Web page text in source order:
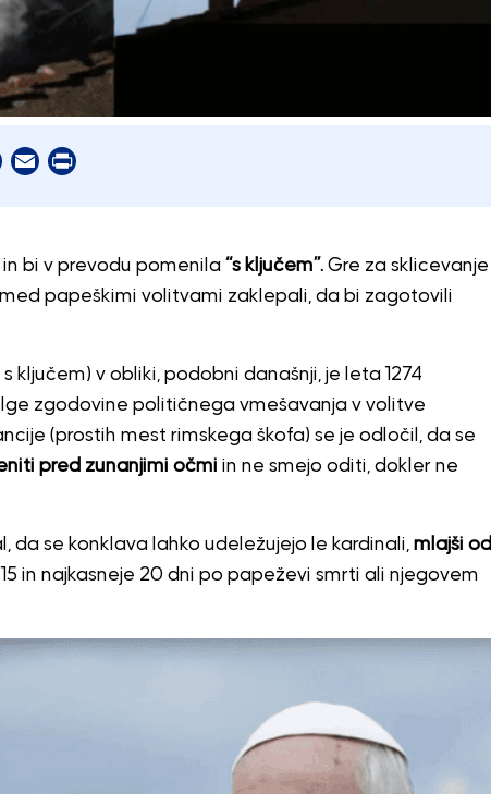
Twitter
EmailPrint
bi v prevodu pomenila “s ključem”.Gre za sklicevanje
papeškimi volitvami zaklepali, da bi zagotovili
ključem) v obliki, podobni današnji, je leta 1274
zgodovine političnega vmešavanja v volitve
(prostih mest rimskega škofa) se je odločil, da se
pred zunanjimi očmi in ne smejo oditi, dokler ne
da se konklava lahko udeležujejo le kardinali, mlajši od
in najkasneje 20 dni po papeževi smrti ali njegovem